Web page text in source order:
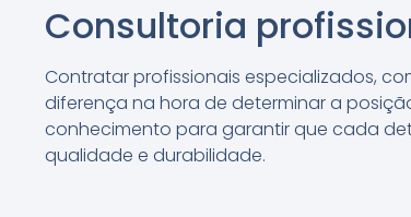
Consultoria
Contratar profissionais especializados, como
diferença na hora de determinar a
conhecimento para garantir que cada
qualidade e durabilidade.